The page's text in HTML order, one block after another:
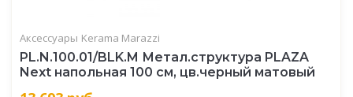
Аксессуары Kerama Marazzi
PL.N.100.01/BLK.M Метал.структура PLAZA
Next напольная 100 см, цв.черный матовый